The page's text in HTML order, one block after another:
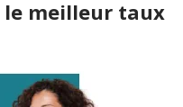
le meilleur taux